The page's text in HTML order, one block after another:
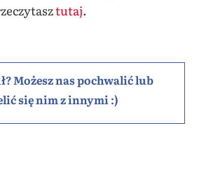
tutaj.
Możesz nas pochwalić lub
się nim z innymi :)